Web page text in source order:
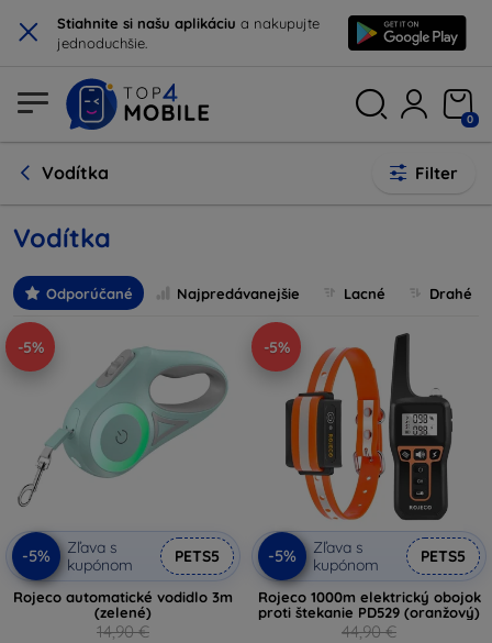
× Stiahnite si našu aplikáciu a nakupujte
jednoduchšie.
0
Vodítka Filter
Vodítka
Odporúčané Najpredávanejšie Lacné Drahé
-5%
-5%
Zľava s
kupónom
PETS5
Rojeco automatické vodidlo 3m
(zelené)
14,90 €
-5%
-5%
Zľava s
kupónom
PETS5
Rojeco 1000m elektrický obojok
proti štekanie PD529 (oranžový)
44,90 €